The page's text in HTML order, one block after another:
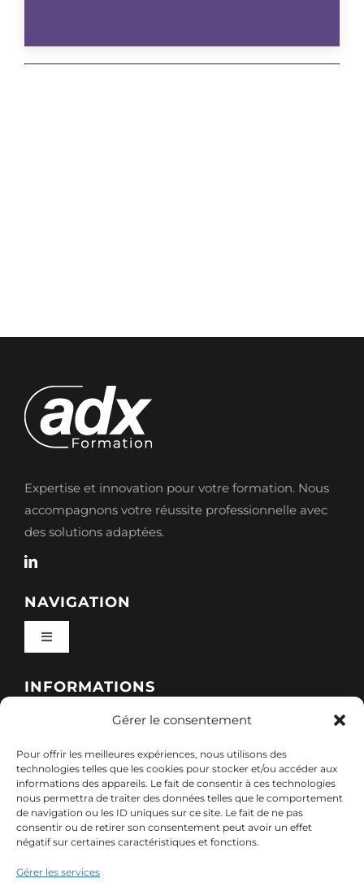
Gérer le consentement
Pour offrir les meilleures expériences, nous utilisons des
technologies telles que les cookies pour stocker et/ou accéder aux
informations des appareils. Le fait de consentir à ces technologies
nous permettra de traiter des données telles que le comportement
de navigation ou les ID uniques sur ce site. Le fait de ne pas
consentir ou de retirer son consentement peut avoir un effet
négatif sur certaines caractéristiques et fonctions.
Gérer les services
Expertise et innovation pour votre formation. Nous
accompagnons votre réussite professionnelle avec
des solutions adaptées.
NAVIGATION
Toggle
Qui sommes-nous ?
Nos sessions
Ressources
INFORMATIONS
Politique de cookies (UE)
Mentions légales
Politique de confidentialité des données (RGPD)
CONTACT
7, rue de Marigné-Peuton – 53200 Château-
Gontier
contact@adx-formation.com